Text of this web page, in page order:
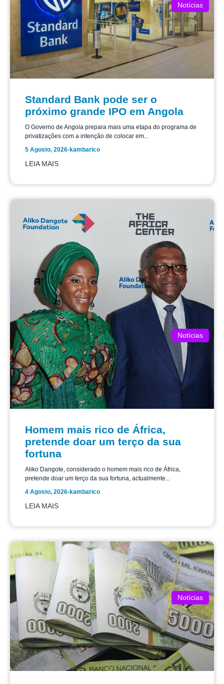
Notícias
Standard Bank pode ser o
próximo grande IPO em Angola
O Governo de Angola prepara mais uma etapa do programa de
privatizações com a intenção de colocar em...
5 Agosto, 2026-kambarico
LEIA MAIS
Notícias
Homem mais rico de África,
pretende doar um terço da sua
fortuna
Aliko Dangote, considerado o homem mais rico de África,
pretende doar um terço da sua fortuna, actualmente...
4 Agosto, 2026-kambarico
LEIA MAIS
Notícias